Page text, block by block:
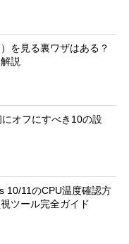
を見る裏ワザはある？
説
オフにすべき10の設
10/11のCPU温度確認方
ツール完全ガイド